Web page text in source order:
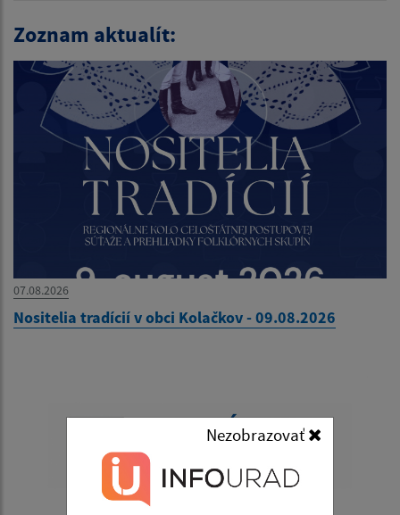
Nezobrazovať
Zoznam aktualít:
07.08.2026
Nositelia tradícií v obci Kolačkov - 09.08.2026